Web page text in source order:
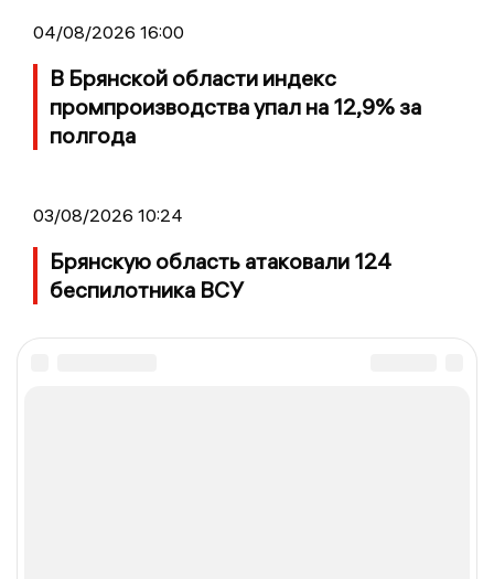
04/08/2026 16:00
В Брянской области индекс
промпроизводства упал на 12,9% за
полгода
03/08/2026 10:24
Брянскую область атаковали 124
беспилотника ВСУ